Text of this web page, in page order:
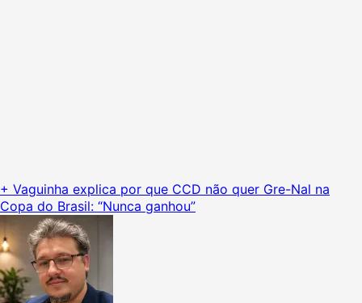
+ Vaguinha explica por que CCD não quer Gre-Nal na
Copa do Brasil: “Nunca ganhou”